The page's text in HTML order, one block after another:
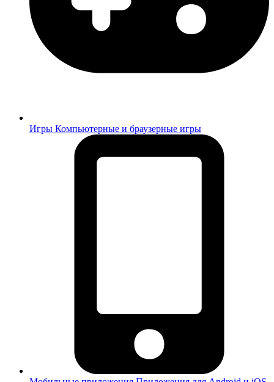
Игры Компьютерные и браузерные игры